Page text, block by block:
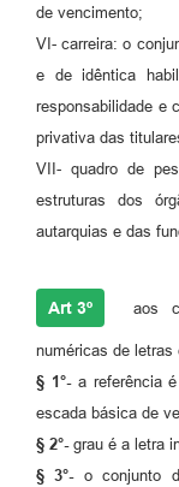
de vencimento;
VI- carreira: o
e de idêntica
responsabilidade e
privativa das
VII- quadro de
estruturas dos
autarquias e das
Art 3º aos
numéricas de letras
§ 1°-a referência é
escada básica de
§ 2°- grau é a letra
§ 3°-o conjunto